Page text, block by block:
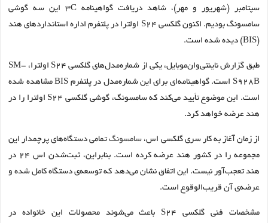
سپتامبر (شهریور و مهر)، شاهد دریافت گواهینامه 3C این سه گوشی
سامسونگ بودیم. اکنون گلکسی S24 اولترا در پلتفرم اداره استانداردهای هند
(BIS) دیده شده است.
طبق گزارش‌ ناینتی‌وان‌موبایل، یکی از شماره‌مدل‌های گلکسی S24 اولترا، SM-
S928B است. گواهینامه‌ای برای این شماره‌مدل در پلتفرم BIS مشاهده شده
است. این موضوع تأیید می‌کند که سامسونگ، گوشی گلکسی S24 اولترا را در
هند عرضه خواهد کرد.
از زمان آغاز به کار سری گلکسی اس، سامسونگتمامی دستگاه‌های پرچمدار این
مجموعه را در کشور هند عرضه کرده است. بنابراین، ثبت‌شدن اس ۲۴ در
هند تعجب‌آور نیست. این اتفاق نشان می‌دهد که توسعه‌ی دستگاه کامل شده و
عرضه‌ی آن قریب‌الوقوع است.
مشخصات فنی گلکسی S24 باعث می‌شوند محصولات این خانواده در